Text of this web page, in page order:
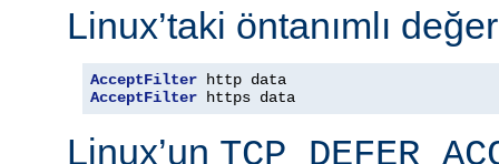
Linux’taki öntanımlı
AcceptFilter
AcceptFilter https data
Linux’un